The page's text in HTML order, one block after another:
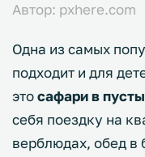
Автор: pxhere.com
Одна из самых
подходит и для
этосафари в
себя поездку на
верблюдах, обед в